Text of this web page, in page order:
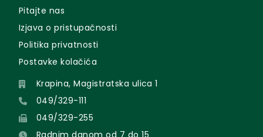
Pitajte nas
Izjava o pristupačnosti
Politika privatnosti
Postavke kolačića
Krapina, Magistratska ulica 1
049/329-111
049/329-255
Radnim danom od 7 do 15